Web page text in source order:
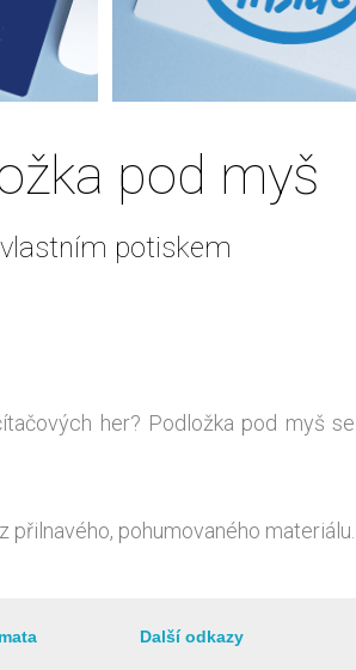
pod myš
potiskem
her? Podložka pod myš
pohumovaného
Další odkazy